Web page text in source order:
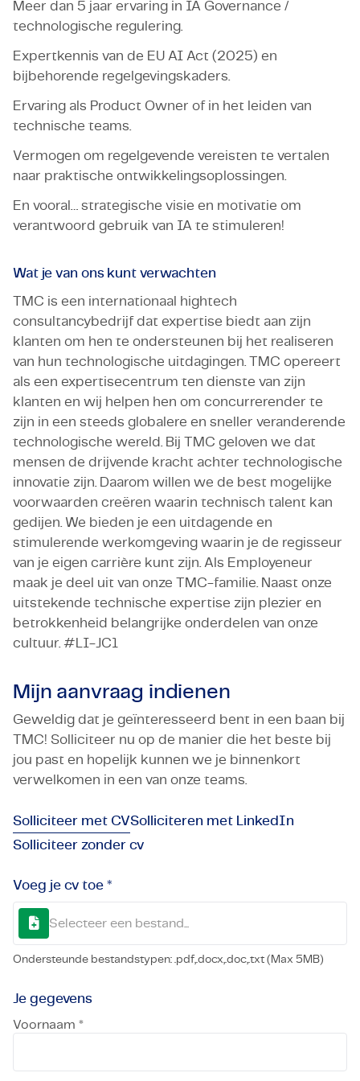
Meer dan 5 jaar ervaring in IA Governance /
technologische regulering.
Expertkennis van de EU AI Act (2025) en
bijbehorende regelgevingskaders.
Ervaring als Product Owner of in het leiden van
technische teams.
Vermogen om regelgevende vereisten te vertalen
naar praktische ontwikkelingsoplossingen.
En vooral… strategische visie en motivatie om
verantwoord gebruik van IA te stimuleren!
Wat je van ons kunt verwachten
TMC is een internationaal hightech
consultancybedrijf dat expertise biedt aan zijn
klanten om hen te ondersteunen bij het realiseren
van hun technologische uitdagingen. TMC opereert
als een expertisecentrum ten dienste van zijn
klanten en wij helpen hen om concurrerender te
zijn in een steeds globalere en sneller veranderende
technologische wereld. Bij TMC geloven we dat
mensen de drijvende kracht achter technologische
innovatie zijn. Daarom willen we de best mogelijke
voorwaarden creëren waarin technisch talent kan
gedijen. We bieden je een uitdagende en
stimulerende werkomgeving waarin je de regisseur
van je eigen carrière kunt zijn. Als Employeneur
maak je deel uit van onze TMC-familie. Naast onze
uitstekende technische expertise zijn plezier en
betrokkenheid belangrijke onderdelen van onze
cultuur. #LI-JC1
Mijn aanvraag indienen
Geweldig dat je geïnteresseerd bent in een baan bij
TMC! Solliciteer nu op de manier die het beste bij
jou past en hopelijk kunnen we je binnenkort
verwelkomen in een van onze teams.
Solliciteer met CVSolliciteren met LinkedIn
Solliciteer zonder cv
Voeg je cv toe *
Selecteer een bestand...
Ondersteunde bestandstypen: .pdf,.docx,.doc,.txt (Max 5MB)
Je gegevens
Voornaam *